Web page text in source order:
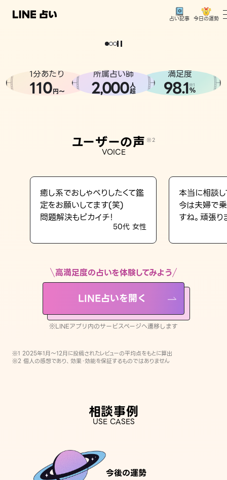
占い記事 今日の運勢
相談事例
占い記事
LINE占いを開く
※LINEアプリ内のサービスページへ遷移します
どうせなら
。
1分あたり
110円〜
所属占い師
2,000人
超
満足度
98.1※1
%
ユーザーの声 ※2
VOICE
癒し系でおしゃべりしたくて鑑
定をお願いしてます(笑)
問題解決もピカイチ！
50代 女性
本当に相談し
今は夫婦で
すね。頑張り
高満足度の占いを体験してみよう
LINE占いを開く
※LINEアプリ内のサービスページへ遷移します
※1 2025年1月〜12月に投稿されたレビューの平均点をもとに算出
※2 個人の感想であり、効果・効能を保証するものではありません
相談事例
USE CASES
今後の運勢